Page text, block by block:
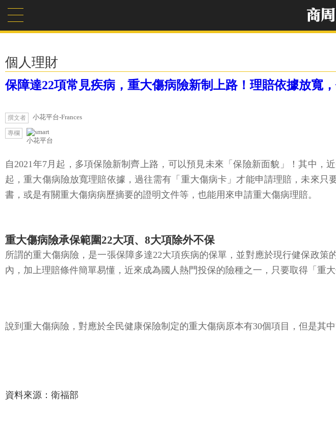
個人理財
保障達22項常見疾病，重大傷病險新制上路！理賠依據放寬
撰文者 小花平台-Frances
專欄
小花平台
自2021年7月起，多項保險新制齊上路，可以預見未來「保險新面貌」！其中，
起，重大傷病險放寬理賠依據，過往需有「重大傷病卡」才能申請理賠，未來
書，或是有關重大傷病病歷摘要的證明文件等，也能用來申請重大傷病理賠。
重大傷病險承保範圍22大項、8大項除外不保
所謂的重大傷病險，是一張保障多達22大項疾病的保單，並對應於現行健保政
內，加上理賠條件簡單易懂，近來成為國人熱門投保的險種之一，只要取得「重大
說到重大傷病險，對應於全民健康保險制定的重大傷病原本有30個項目，但是其
資料來源：衛福部